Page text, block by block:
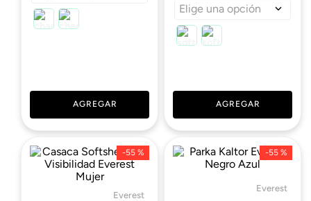
AGREGAR
Elige una opción
AGREGAR
-55 %
Everest
-55 %
Everest